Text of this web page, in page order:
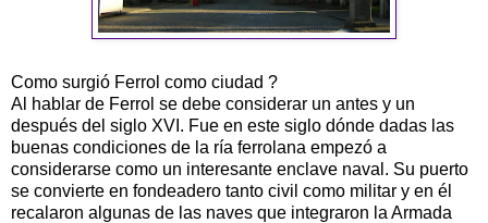
Como surgió Ferrol como ciudad ?
Al hablar de Ferrol se debe considerar un antes y un
después del siglo XVI. Fue en este siglo dónde dadas las
buenas condiciones de la ría ferrolana empezó a
considerarse como un interesante enclave naval. Su puerto
se convierte en fondeadero tanto civil como militar y en él
recalaron algunas de las naves que integraron la Armada